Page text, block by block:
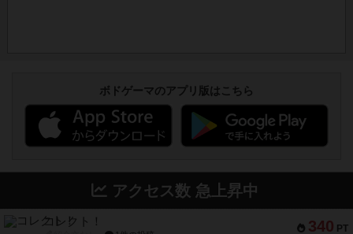
ボドゲーマのアプリ版はこちら
アクセス数 急上昇中
340 PT
コレクト！